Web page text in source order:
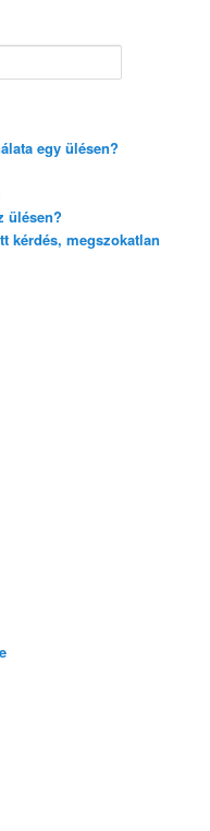
egy ülésen?
ülésen?
kérdés, megszokatlan